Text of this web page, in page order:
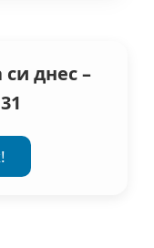
днес –